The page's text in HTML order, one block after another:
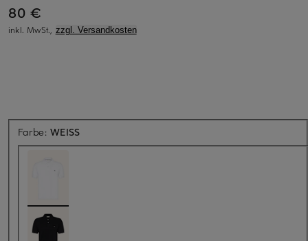
80 €
inkl. MwSt., zzgl. Versandkosten
Farbe:WEISS